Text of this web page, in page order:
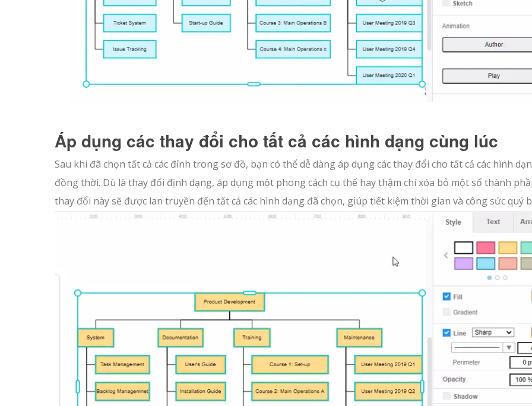
Áp dụng các thay đổi cho tất cả các hình dạng cùng lúc
Sau khi đã chọn tất cả các đỉnh trong sơ đồ, bạn có thể dễ dàng áp dụng các thay đổi cho tất cả các hình
đồng thời. Dù là thay đổi định dạng, áp dụng một phong cách cụ thể hay thậm chí xóa bỏ một số thành
thay đổi này sẽ được lan truyền đến tất cả các hình dạng đã chọn, giúp tiết kiệm thời gian và công sức quý